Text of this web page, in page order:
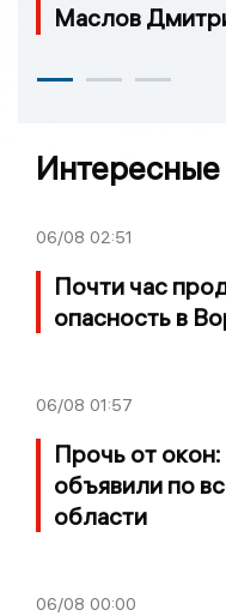
Маслов
Интересные
06/08 02:51
Почти час
опасность в
06/08 01:57
Прочь от
объявили по
области
06/08 00:00